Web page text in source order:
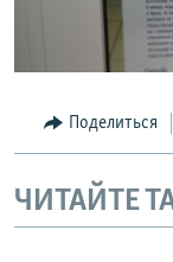
Поделиться
ЧИТАЙТЕ